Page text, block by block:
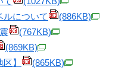
ルについて
(886KB)
(767KB)
(869KB)
】
(865KB)